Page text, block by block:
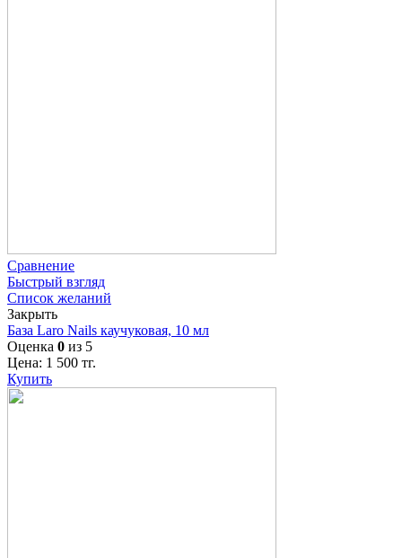
Сравнение
Быстрый взгляд
Список желаний
Закрыть
База Laro Nails каучуковая, 10 мл
Оценка 0 из 5
Цена: 1 500 тг.
Купить